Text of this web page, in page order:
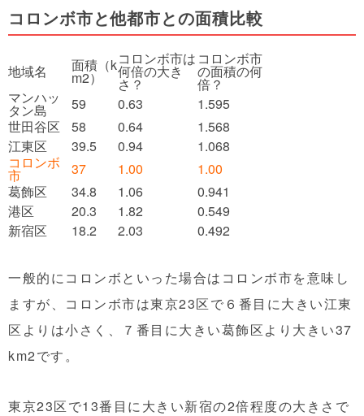
コロンボ市と他都市との面積比較
地域名 面積（k
m2）
コロンボ市は
何倍の大き
さ？
コロンボ市
の面積の何
倍？
マンハッ
タン島 59 0.63
1.595
世田谷区
58 0.64
1.568
江東区
39.5 0.94
1.068
コロンボ
市 37 1.00
1.00
葛飾区
34.8 1.06
0.941
港区
20.3 1.82
0.549
新宿区
18.2 2.03 0.492
一般的にコロンボといった場合はコロンボ市を意味し
ますが、コロンボ市は東京23区で６番目に大きい江東
区よりは小さく、７番目に大きい葛飾区より大きい37
km2です。
東京23区で13番目に大きい新宿の2倍程度の大きさで